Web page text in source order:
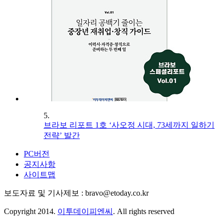
5.
브라보 리포트 1호 ‘사오정 시대, 73세까지 일하기
전략’ 발간
PC버전
공지사항
사이트맵
보도자료 및 기사제보 : bravo@etoday.co.kr
Copyright 2014. 이투데이피엔씨 . All rights reserved